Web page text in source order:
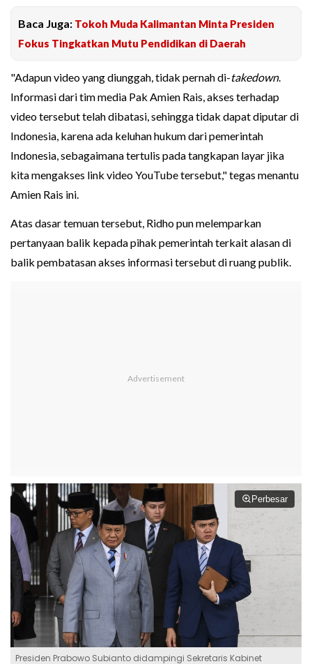
Baca Juga: Tokoh Muda Kalimantan Minta Presiden
Fokus Tingkatkan Mutu Pendidikan di Daerah
"Adapun video yang diunggah, tidak pernah di-takedown.
Informasi dari tim media Pak Amien Rais, akses terhadap
video tersebut telah dibatasi, sehingga tidak dapat diputar di
Indonesia, karena ada keluhan hukum dari pemerintah
Indonesia, sebagaimana tertulis pada tangkapan layar jika
kita mengakses link video YouTube tersebut," tegas menantu
Amien Rais ini.
Atas dasar temuan tersebut, Ridho pun melemparkan
pertanyaan balik kepada pihak pemerintah terkait alasan di
balik pembatasan akses informasi tersebut di ruang publik.
Perbesar
Presiden Prabowo Subianto didampingi Sekretaris Kabinet